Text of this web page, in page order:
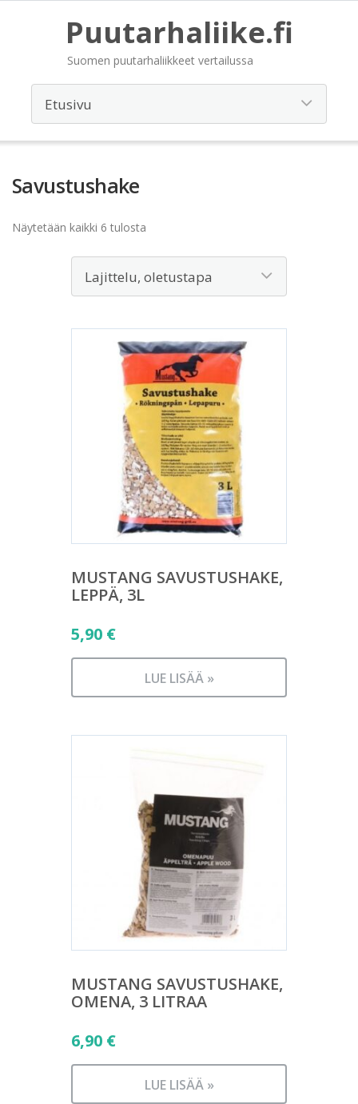
Puutarhaliike.fi
Suomen puutarhaliikkeet vertailussa
Savustushake
Näytetään kaikki 6 tulosta
MUSTANG SAVUSTUSHAKE,
LEPPÄ, 3L
5,90 €
LUE LISÄÄ »
MUSTANG SAVUSTUSHAKE,
OMENA, 3 LITRAA
6,90 €
LUE LISÄÄ »